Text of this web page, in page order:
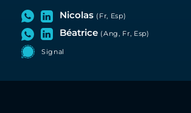
Nicolas (Fr, Esp)
Béatrice (Ang, Fr, Esp)
Signal